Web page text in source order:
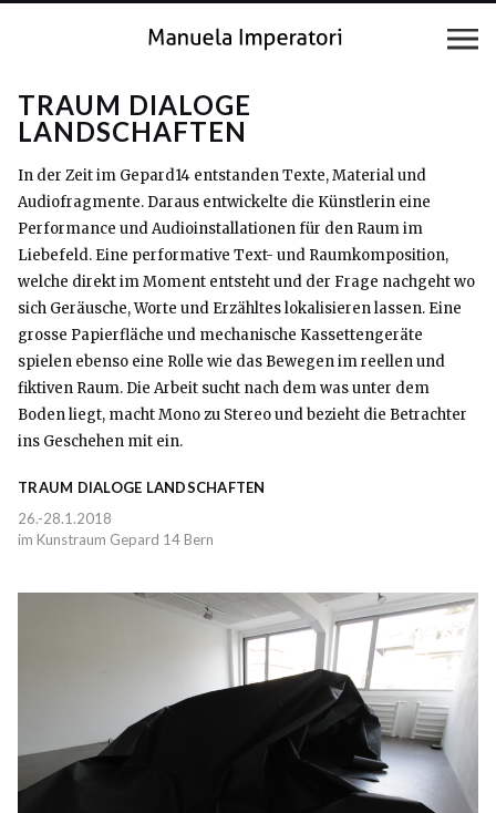
TRAUM DIALOGE
LANDSCHAFTEN
In der Zeit im Gepard14 entstanden Texte, Material und
Audiofragmente. Daraus entwickelte die Künstlerin eine
Performance und Audioinstallationen für den Raum im
Liebefeld. Eine performative Text- und Raumkomposition,
welche direkt im Moment entsteht und der Frage nachgeht wo
sich Geräusche, Worte und Erzähltes lokalisieren lassen. Eine
grosse Papierfläche und mechanische Kassettengeräte
spielen ebenso eine Rolle wie das Bewegen im reellen und
fiktiven Raum. Die Arbeit sucht nach dem was unter dem
Boden liegt, macht Mono zu Stereo und bezieht die Betrachter
ins Geschehen mit ein.
TRAUM DIALOGE LANDSCHAFTEN
26.-28.1.2018
im Kunstraum Gepard 14 Bern